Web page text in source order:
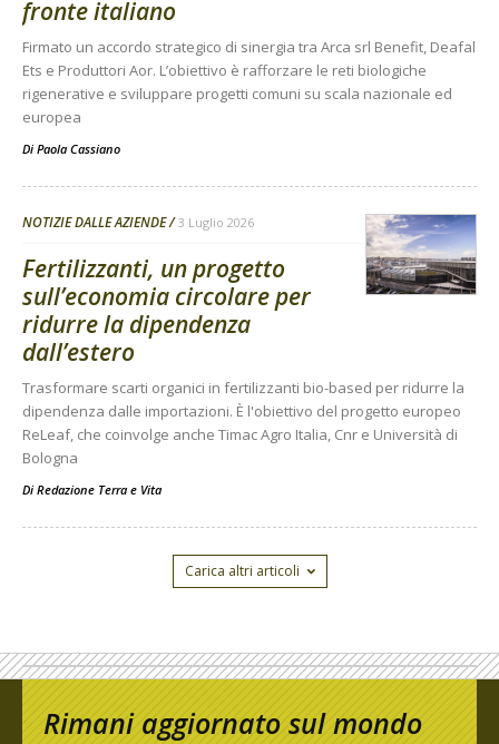
fronte italiano
Firmato un accordo strategico di sinergia tra Arca srl Benefit, Deafal
Ets e Produttori Aor. L’obiettivo è rafforzare le reti biologiche
rigenerative e sviluppare progetti comuni su scala nazionale ed
europea
Di Paola Cassiano
NOTIZIE DALLE AZIENDE 3 Luglio 2026
Fertilizzanti, un progetto
sull’economia circolare per
ridurre la dipendenza
dall’estero
Trasformare scarti organici in fertilizzanti bio-based per ridurre la
dipendenza dalle importazioni. È l'obiettivo del progetto europeo
ReLeaf, che coinvolge anche Timac Agro Italia, Cnr e Università di
Bologna
Di Redazione Terra e Vita
Carica altri articoli
Rimani aggiornato sul mondo